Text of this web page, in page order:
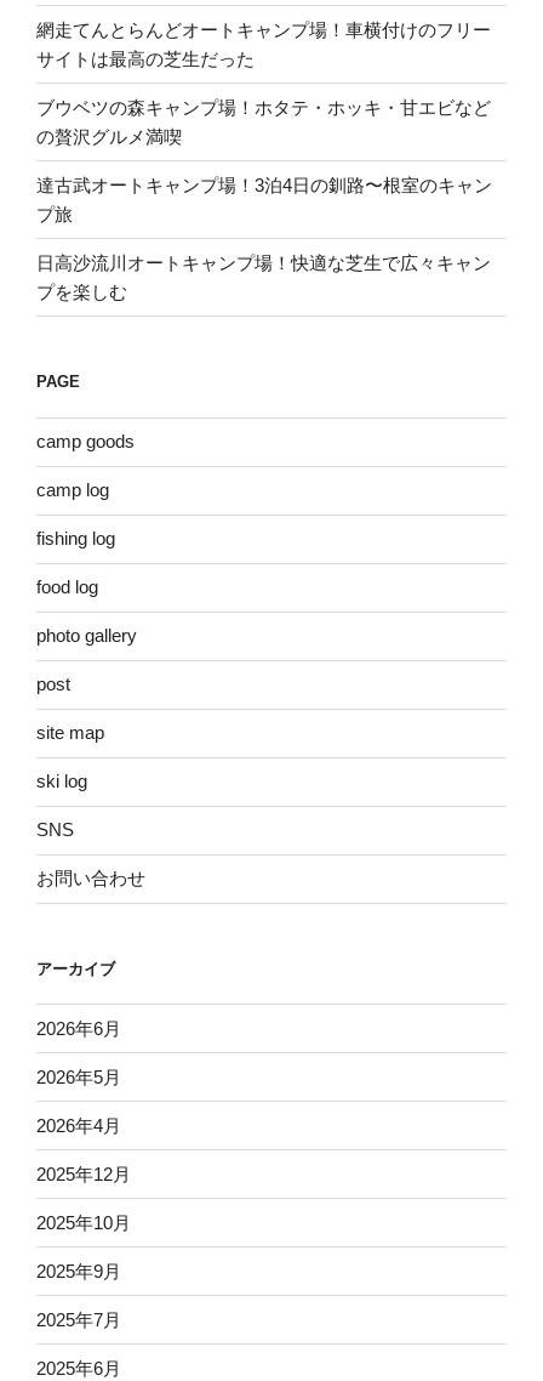
網走てんとらんどオートキャンプ場！車横付けのフリー
サイトは最高の芝生だった
ブウベツの森キャンプ場！ホタテ・ホッキ・甘エビなど
の贅沢グルメ満喫
達古武オートキャンプ場！3泊4日の釧路〜根室のキャン
プ旅
日高沙流川オートキャンプ場！快適な芝生で広々キャン
プを楽しむ
PAGE
camp goods
camp log
fishing log
food log
photo gallery
post
site map
ski log
SNS
お問い合わせ
アーカイブ
2026年6月
2026年5月
2026年4月
2025年12月
2025年10月
2025年9月
2025年7月
2025年6月